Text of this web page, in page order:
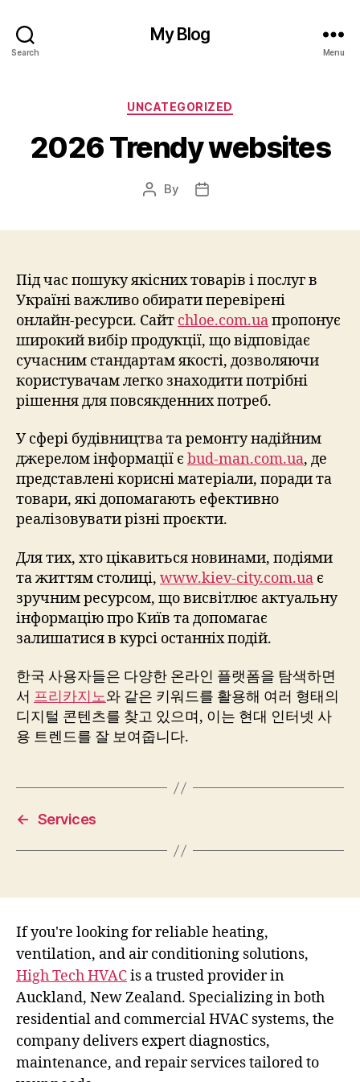
Search
My Blog
Menu
Categories
UNCATEGORIZED
2026 Trendy websites
Post
By
Post
Під час пошуку якісних товарів і послуг в
Україні важливо обирати перевірені
онлайн-ресурси. Сайт chloe.com.uaпропонує
широкий вибір продукції, що відповідає
сучасним стандартам якості, дозволяючи
користувачам легко знаходити потрібні
рішення для повсякденних потреб.
У сфері будівництва та ремонту надійним
джерелом інформації є bud-man.com.ua, де
представлені корисні матеріали, поради та
товари, які допомагають ефективно
реалізовувати різні проєкти.
Для тих, хто цікавиться новинами, подіями
та життям столиці, www.kiev-city.com.ua є
зручним ресурсом, що висвітлює актуальну
інформацію про Київ та допомагає
залишатися в курсі останніх подій.
한국 사용자들은 다양한 온라인 플랫폼을 탐색하면
서 프리카지노와 같은 키워드를 활용해 여러 형태의
디지털 콘텐츠를 찾고 있으며, 이는 현대 인터넷 사
용 트렌드를 잘 보여줍니다.
← Services
If you're looking for reliable heating,
ventilation, and air conditioning solutions,
High Tech HVACis a trusted provider in
Auckland, New Zealand. Specializing in both
residential and commercial HVAC systems, the
company delivers expert diagnostics,
maintenance, and repair services tailored to